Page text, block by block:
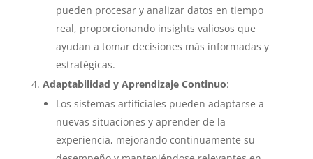
pueden procesar y analizar datos en tiempo
real, proporcionando insights valiosos que
ayudan a tomar decisiones más informadas y
estratégicas.
Adaptabilidad y Aprendizaje Continuo:
Los sistemas artificiales pueden adaptarse a
nuevas situaciones y aprender de la
experiencia, mejorando continuamente su